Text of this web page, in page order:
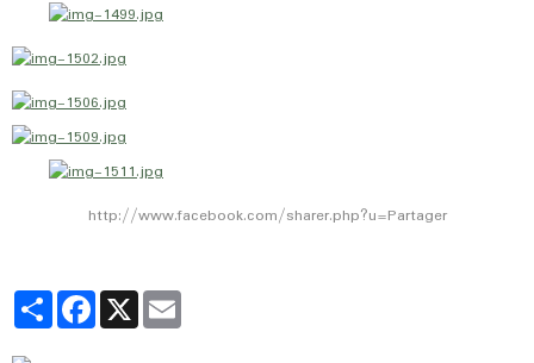
http://www.facebook.com/sharer.php?u=Partager
PartagerFacebook
X